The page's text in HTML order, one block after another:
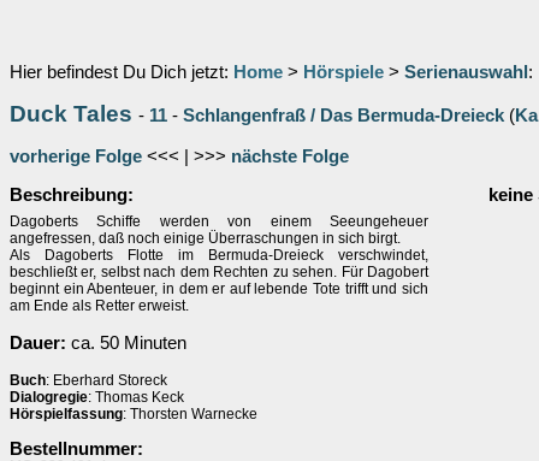
Hier befindest Du Dich jetzt: Home > Hörspiele > Serienauswahl :
Duck Tales - 11 - Schlangenfraß / Das Bermuda-Dreieck (
vorherige Folge <<< | >>> nächste Folge
Beschreibung:
Dagoberts Schiffe werden von einem Seeungeheuer
angefressen, daß noch einige Überraschungen in sich birgt.
Als Dagoberts Flotte im Bermuda-Dreieck verschwindet,
beschließt er, selbst nach dem Rechten zu sehen. Für Dagobert
beginnt ein Abenteuer, in dem er auf lebende Tote trifft und sich
am Ende als Retter erweist.
Dauer: ca. 50 Minuten
Buch: Eberhard Storeck
Dialogregie: Thomas Keck
Hörspielfassung: Thorsten Warnecke
Bestellnummer: